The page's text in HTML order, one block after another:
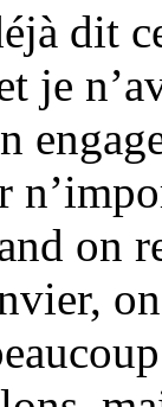
dit
je
on